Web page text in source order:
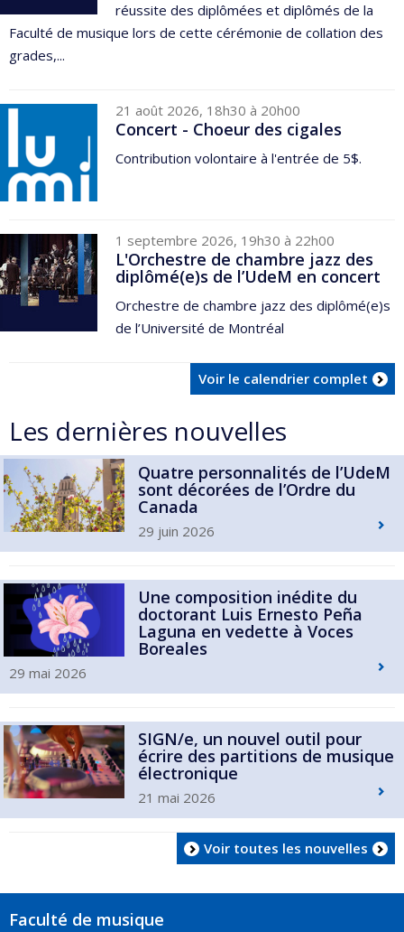
réussite des diplômées et diplômés de la
Faculté de musique lors de cette cérémonie de collation des
grades,...
21 août 2026, 18h30 à 20h00
Concert - Choeur des cigales
Contribution volontaire à l'entrée de 5$.
1 septembre 2026, 19h30 à 22h00
L'Orchestre de chambre jazz des
diplômé(e)s de l’UdeM en concert
Orchestre de chambre jazz des diplômé(e)s
de l’Université de Montréal
Voir le calendrier complet
Les dernières nouvelles
Quatre personnalités de l’UdeM
sont décorées de l’Ordre du
Canada
29 juin 2026
Une composition inédite du
doctorant Luis Ernesto Peña
Laguna en vedette à Voces
Boreales
29 mai 2026
SIGN/e, un nouvel outil pour
écrire des partitions de musique
électronique
21 mai 2026
Voir toutes les nouvelles
Faculté de musique